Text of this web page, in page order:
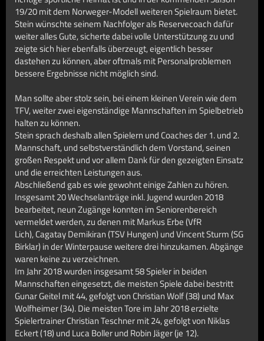
19/20 mit dem Norweger-Modell weiteren Spielraum bietet.
Stein wünschte seinem Nachfolger als Reservecoach dafür
weiter alles Gute, sicherte dabei volle Unterstützung zu und
zeigte sich hier ebenfalls überzeugt, eigentlich besser
dastehen zu können, aber oftmals mit Personalproblemen
bessere Ergebnisse nicht möglich sind.
Man sollte aber stolz sein, bei einem kleinen Verein wie dem
TFV, weiter zwei eigenständige Mannschaften im Spielbetrieb
halten zu können.
Stein sprach deshalb allen Spielern und Coaches der 1. und 2.
Mannschaft, und selbstverständlich dem Vorstand, seinen
großen Respekt und vor allem Dank für den gezeigten Einsatz
und die erreichten Leistungen aus.
Abschließend gab es wie gewohnt einige Zahlen zu hören.
Insgesamt 20 Wechselanträge inkl. Jugend wurden 2018
bearbeitet, neun Zugänge konnten im Seniorenbereich
vermeldet werden, zu denen mit Markus Erbe (VfR
Lich), Cagatay Demikiran (TSV Hungen) und Vincent Sturm (SG
Birklar) in der Winterpause weitere drei hinzukamen. Abgänge
waren keine zu verzeichnen.
Im Jahr 2018 wurden insgesamt 58 Spieler in beiden
Mannschaften eingesetzt, die meisten Spiele dabei bestritt
Gunar Geitel mit 44, gefolgt von Christian Wolf (38) und Max
Wolfheimer (34). Die meisten Tore im Jahr 2018 erzielte
Spielertrainer Christian Teschner mit 24, gefolgt von Niklas
Eckert (18) und Luca Boller und Robin Jäger (je 12).